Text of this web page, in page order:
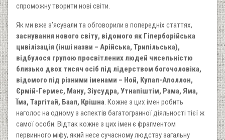
спроможну творити нові світи.
Як ми вже з’ясували та обговорили в попередніх статтях,
заснування нового світу, відомого як Гіперборійська
цивілізація (інші назви – Арійська, Трипільська),
відбулося групою просвітлених людей чисельністю
близько двох тисяч осіб під лідерством богочоловіка,
відомого під різними іменами – Ной, Купал-Аполлон,
Єрмій-Гермес, Ману, Зіусудра, Утнапіштім, Рама, Яма,
Їма, Таргітай, Баал, Крішна . Кожне з цих імен робить
наголос на одному з аспектів багатогранної діяльності тієї ж
самої особи. Відтак кожне з цих імен є фрагментом
первинного міфу, який несе сучасному людству загальну